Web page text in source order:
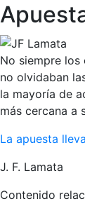
No siempre los
no olvidaban
la mayoría de
más cercana a
La apuesta
J. F. Lamata
Contenido